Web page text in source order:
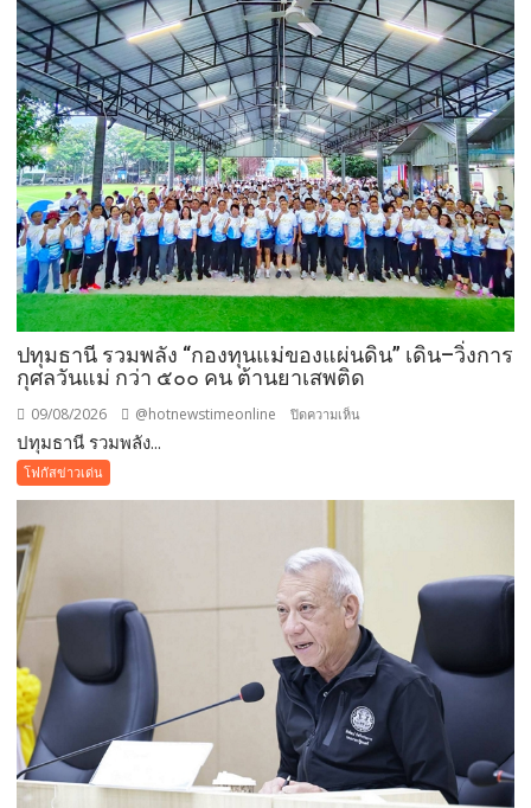
ต้นทาง
โรงเรียน
ญว.
ได้
ปิด
ประตู
ทั้งหมด
ปทุมธานี รวมพลัง “กองทุนแม่ของแผ่นดิน” เดิน–วิ่งการ
กุศลวันแม่ กว่า ๕๐๐ คน ต้านยาเสพติด
09/08/2026 @hotnewstimeonline ปิดความเห็น
แผ่น
ดิน”
เดิน–
วิ่ง
การ
กุศล
วัน
แม่
กว่า
ปทุมธานี รวมพลัง...
โฟกัสข่าวเด่น